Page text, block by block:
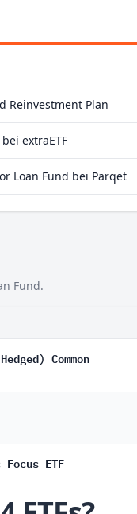
Reinvestment Plan
extraETF
Loan Fund bei Parqet
Fund.
Common
ETF